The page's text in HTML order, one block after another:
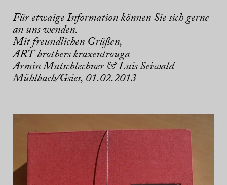
Für etwaige Information können Sie sich gerne
an uns wenden.
Mit freundlichen Grüßen,
ART brothers kraxentrouga
Armin Mutschlechner & Luis Seiwald
Mühlbach/Gsies, 01.02.2013